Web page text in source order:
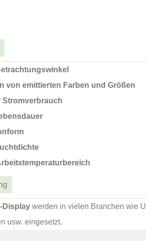
von emittierten Farben und Größen
Stromverbrauch
Display werden in vielen Branchen wie
usw. eingesetzt.